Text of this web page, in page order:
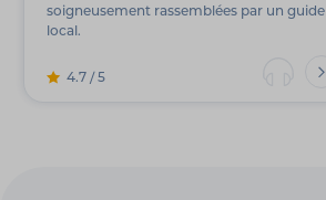
soigneusement rassemblées par un guide
local.
4.7 / 5